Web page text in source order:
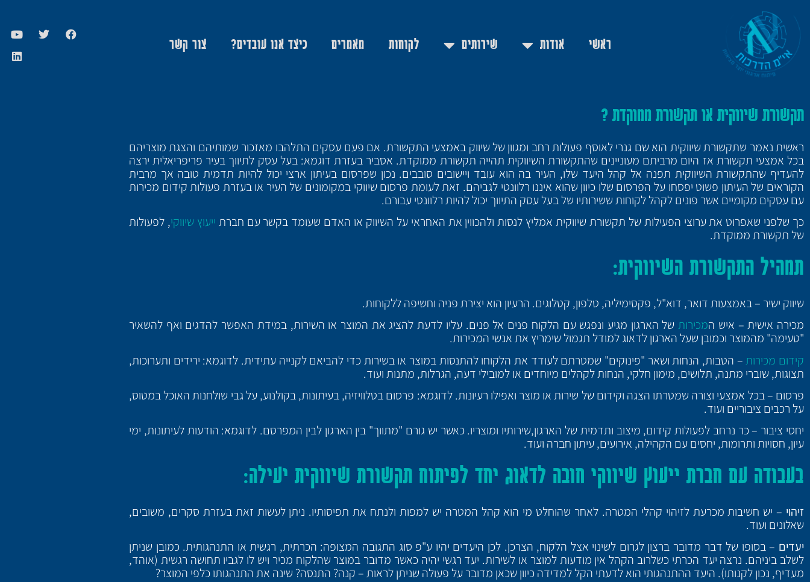
ראשי אודות שירותים לקוחות מאמרים כיצד אנו עובדים? צור קשר
תקשורת שיווקית או תקשורת ממוקדת ?
ראשית נאמר שתקשורת שיווקית הוא שם גנרי לאוסף פעולות רחב ומגוון של שיווק באמצעי התקשורת. אם פעם עסקים התלהבו מאזכור שמותיהם והצגת מוצריהם
בכל אמצעי תקשורת אז היום מרביתם מעוניינים שהתקשורת השיווקית תהייה תקשורת ממוקדת. אסביר בעזרת דוגמא: בעל עסק לתיווך בעיר פריפריאלית ירצה
להעדיף שהתקשורת השיווקית תפנה אל קהל היעד שלו, העיר בה הוא עובד ויישובים סובבים. נכון שפרסום בעיתון ארצי יכול להיות תדמית טובה אך מרבית
הקוראים של העיתון פשוט יפסחו על הפרסום שלו כיוון שהוא איננו רלוונטי לגביהם. זאת לעומת פרסום שיווקי במקומונים של העיר או בעזרת פעולות קידום מכירות
עם עסקים מקומיים אשר פונים לקהל לקוחות ששירותיו של בעל עסק התיווך יכול להיות רלוונטי עבורם.
כך שלפני שאפרוט את ערוצי הפעילות של תקשורת שיווקית אמליץ לנסות ולהכווין את האחראי על השיווק או האדם שעומד בקשר עם חברת ייעוץ שיווקי, לפעולות
של תקשורת ממוקדת.
תמהיל התקשורת השיווקית:
שיווק ישיר – באמצעות דואר, דוא"ל, פקסימיליה, טלפון, קטלוגים. הרעיון הוא יצירת פניה וחשיפה ללקוחות.
מכירה אישית – איש המכירותשל הארגון מגיע ונפגש עם הלקוח פנים אל פנים. עליו לדעת להציג את המוצר או השירות, במידת האפשר להדגים ואף להשאיר
"טעימה" מהמוצר וכמובן שעל הארגון לדאוג למודל תגמול שימריץ את אנשי המכירות.
קידום מכירות– הטבות, הנחות ושאר "פינוקים" שמטרתם לעודד את הלקוחו להתנסות במוצר או בשירות כדי להביאם לקנייה עתידית. לדוגמא: ירידים ותערוכות,
תצוגות, שוברי מתנה, תלושים, מימון חלקי, הנחות לקהלים מיוחדים או למובילי דעה, הגרלות, מתנות ועוד.
פרסום – בכל אמצעי וצורה שמטרתו הצגה וקידום של שירות או מוצר ואפילו רעיונות. לדוגמא: פרסום בטלוויזיה, בעיתונות, בקולנוע, על גבי שולחנות האוכל במטוס,
על רכבים ציבוריים ועוד.
יחסי ציבור – כר נרחב לפעולות קידום, מיצוב ותדמית של הארגון,שירותיו ומוצריו. כאשר יש גורם "מתווך" בין הארגון לבין המפרסם. לדוגמא: הודעות לעיתונות, ימי
עיון, חסויות ותרומות, יחסים עם הקהילה, אירועים, עיתון חברה ועוד.
בעבודה עם חברת ייעוץ שיווקי חובה לדאוג יחד לפיתוח תקשורת שיווקית יעילה:
זיהוי – יש חשיבות מכרעת לזיהוי קהלי המטרה. לאחר שהוחלט מי הוא קהל המטרה יש למפות ולנתח את תפיסותיו. ניתן לעשות זאת בעזרת סקרים, משובים,
שאלונים ועוד.
יעדים – בסופו של דבר מדובר ברצון לגרום לשינוי אצל הלקוח, הצרכן. לכן היעדים יהיו ע"פ סוג התגובה המצופה: הכרתית, רגשית או התנהגותית. כמובן שניתן
לשלב ביניהם. נרצה יעד הכרתי כשלרוב הקהל אין מודעות למוצר או לשירות. יעד רגשי יהיה כאשר מדובר במוצר שהלקוח מכיר ויש לו לגביו תחושה רגשית (אוהד,
מעדיף, נכון לקנותו). היעד ההתנהגותי הוא לדעתי הקל למדידה כיוון שכאן מדובר על פעולה שניתן לראות – קנה? התנסה? שינה את התנהגותו כלפי המוצר?